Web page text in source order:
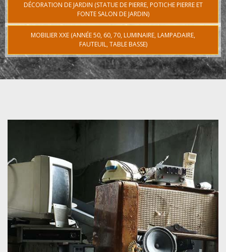
DÉCORATION DE JARDIN (STATUE DE PIERRE, POTICHE PIERRE ET
FONTE SALON DE JARDIN)
MOBILIER XXE (ANNÉE 50, 60, 70, LUMINAIRE, LAMPADAIRE,
FAUTEUIL, TABLE BASSE)